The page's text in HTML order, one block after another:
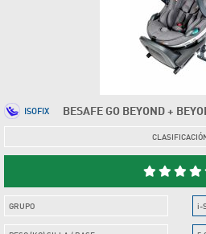
BESAFE GO BEYOND +
ISOFIX
GRUPO i-